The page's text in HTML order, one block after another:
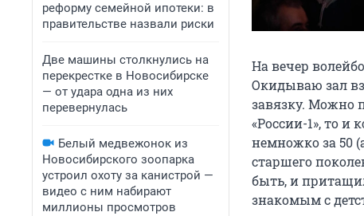
реформу семейной ипотеки: в
правительстве назвали риски
Две машины столкнулись на
перекрестке в Новосибирске
— от удара одна из них
перевернулась
Белый медвежонок из
Новосибирского зоопарка
устроил охоту за канистрой —
видео с ним набирают
миллионы просмотров
На вечер
Окидываю зал
завязку. Можно
«России-1», то и
немножко за 50
старшего
быть, и
знакомым с